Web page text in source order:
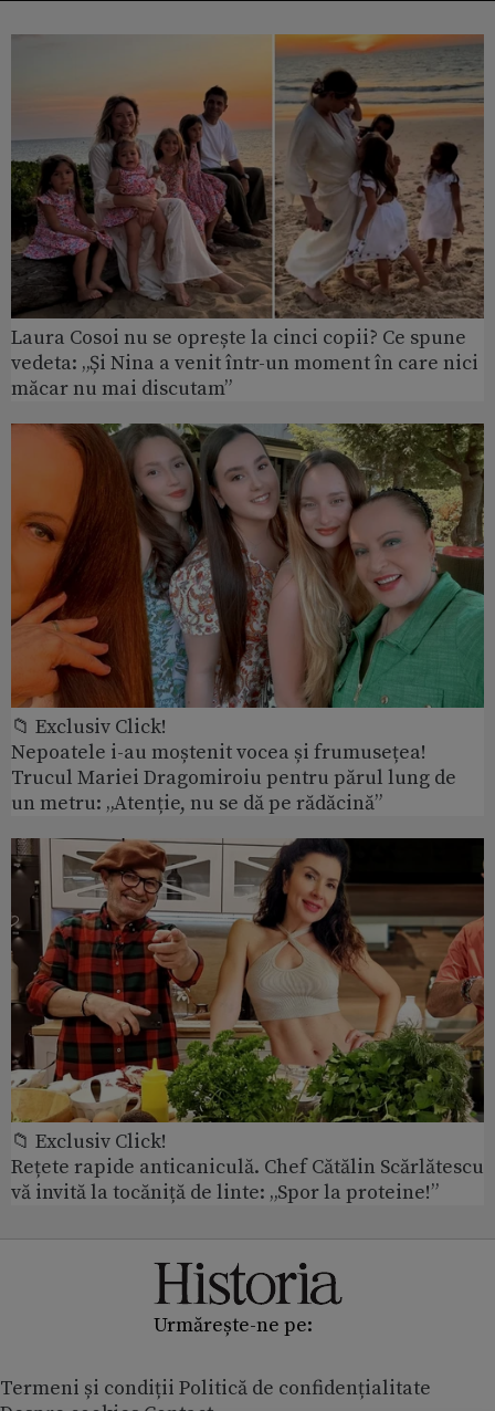
Laura Cosoi nu se oprește la cinci copii? Ce spune
vedeta: „Și Nina a venit într-un moment în care nici
măcar nu mai discutam”
📁 Exclusiv Click!
Nepoatele i-au moștenit vocea și frumusețea!
Trucul Mariei Dragomiroiu pentru părul lung de
un metru: „Atenție, nu se dă pe rădăcină”
📁 Exclusiv Click!
Rețete rapide anticaniculă. Chef Cătălin Scărlătescu
vă invită la tocăniță de linte: „Spor la proteine!”
Urmărește-ne pe:
Termeni și condiții Politică de confidențialitate